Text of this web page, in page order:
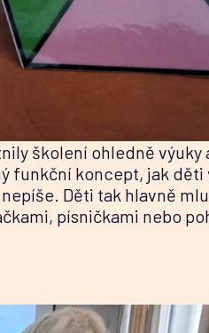
školení ohledně
funkční koncept, jak
Děti tak hlavně
písničkami nebo